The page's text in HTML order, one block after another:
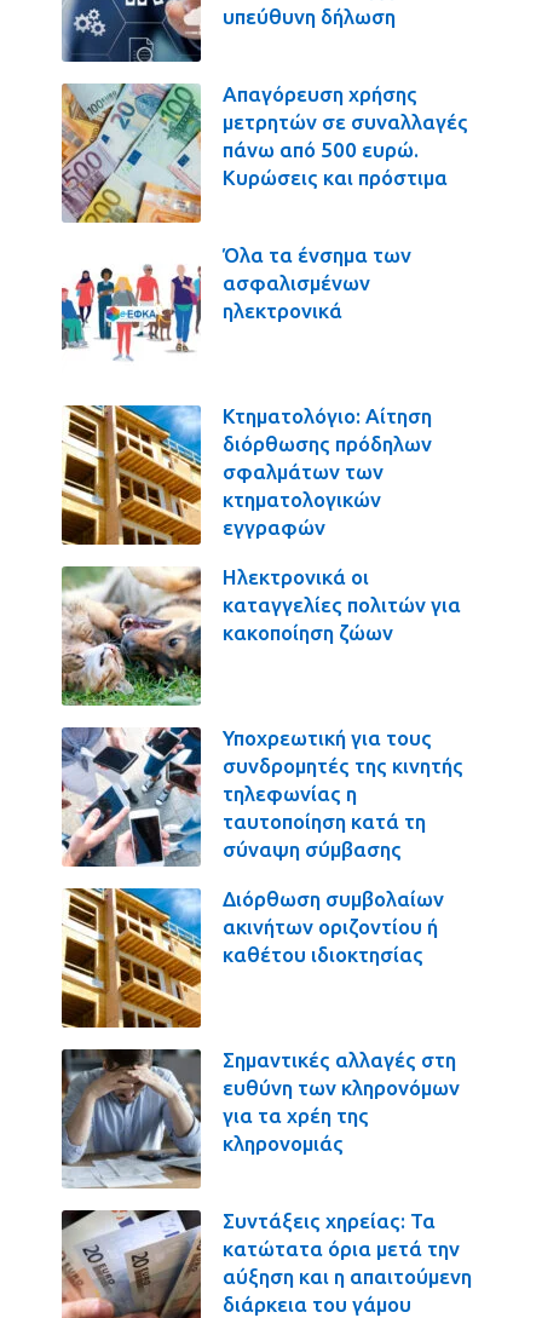
υπεύθυνη δήλωση
Απαγόρευση χρήσης
μετρητών σε συναλλαγές
πάνω από 500 ευρώ.
Κυρώσεις και πρόστιμα
Όλα τα ένσημα των
ασφαλισμένων
ηλεκτρονικά
Κτηματολόγιο: Αίτηση
διόρθωσης πρόδηλων
σφαλμάτων των
κτηματολογικών
εγγραφών
Ηλεκτρονικά οι
καταγγελίες πολιτών για
κακοποίηση ζώων
Υποχρεωτική για τους
συνδρομητές της κινητής
τηλεφωνίας η
ταυτοποίηση κατά τη
σύναψη σύμβασης
Διόρθωση συμβολαίων
ακινήτων οριζοντίου ή
καθέτου ιδιοκτησίας
Σημαντικές αλλαγές στη
ευθύνη των κληρονόμων
για τα χρέη της
κληρονομιάς
Συντάξεις χηρείας: Τα
κατώτατα όρια μετά την
αύξηση και η απαιτούμενη
διάρκεια του γάμου